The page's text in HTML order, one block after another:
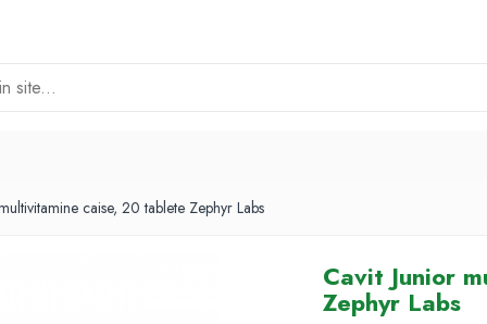
caise, 20 tablete Zephyr Labs
Cavit Junior
Zephyr Labs